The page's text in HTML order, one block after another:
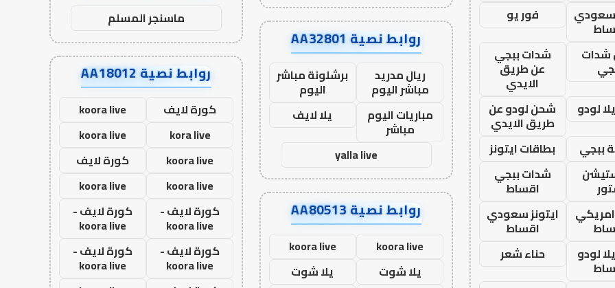
سعودي
فور يو
شدات ببجي
عن طريق
الايدي
لودو
شحن لودو عن
طريق الايدي
ببجي
بطاقات ايتونز
شدات ببجي
اقساط
امريكي
ايتونز سعودي
اقساط
لودو
حناء شعر
روابط نصية AA32801
ريال مدريد
مباشر اليوم
برشلونة مباشر
اليوم
مباريات اليوم
مباشر
يلا لايف
yalla live
روابط نصية AA80513
koora live
koora live
يلا شوت
يلا شوت
ماسنجر المسلم
روابط نصية AA18012
كورة لايف
koora live
kora live
koora live
koora live
كورة لايف
koora live
koora live
كورة لايف -
koora live
كورة لايف -
koora live
كورة لايف -
koora live
كورة لايف -
koora live